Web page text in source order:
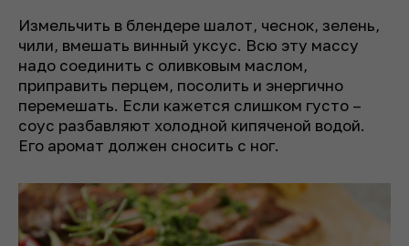
Измельчить в блендере шалот, чеснок, зелень,
чили, вмешать винный уксус. Всю эту массу
надо соединить с оливковым маслом,
приправить перцем, посолить и энергично
перемешать. Если кажется слишком густо –
соус разбавляют холодной кипяченой водой.
Его аромат должен сносить с ног.